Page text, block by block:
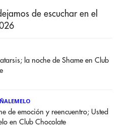
de escuchar en el
la noche de Shame en Club
de emoción y reencuentro; Usted
en Club Chocolate